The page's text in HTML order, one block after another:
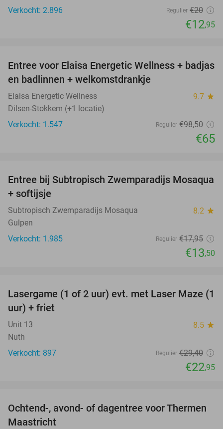
Verkocht: 2.896
Regulier €20
€12,95
34%
Entree voor Elaisa Energetic Wellness + badjas
en badlinnen + welkomstdrankje
Elaisa Energetic Wellness 9.7 star
Dilsen-Stokkem (+1 locatie)
Verkocht: 1.547
Regulier €98,50
€65
25%
Entree bij Subtropisch Zwemparadijs Mosaqua
+ softijsje
Subtropisch Zwemparadijs Mosaqua 8.2 star
Gulpen
Verkocht: 1.985
Regulier €17,95
€13,50
22%
Lasergame (1 of 2 uur) evt. met Laser Maze (1
uur) + friet
Unit 13 8.5 star
Nuth
Verkocht: 897
Regulier €29,40
€22,95
25%
Ochtend-, avond- of dagentree voor Thermen
Maastricht